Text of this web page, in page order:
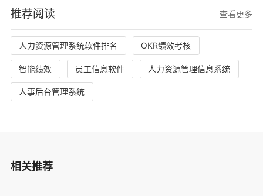
推荐阅读 查看更多
人力资源管理系统软件排名 OKR绩效考核
智能绩效 员工信息软件 人力资源管理信息系统
人事后台管理系统
相关推荐